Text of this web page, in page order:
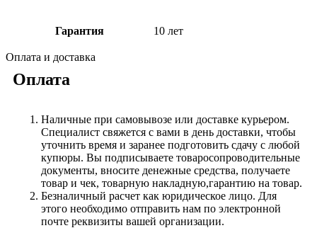
Гарантия 10 лет
Оплата и доставка
Оплата
Наличные при самовывозе или доставке курьером.
Специалист свяжется с вами в день доставки, чтобы
уточнить время и заранее подготовить сдачу с любой
купюры. Вы подписываете товаросопроводительные
документы, вносите денежные средства, получаете
товар и чек, товарную накладную,гарантию на товар.
Безналичный расчет как юридическое лицо. Для
этого необходимо отправить нам по электронной
почте реквизиты вашей организации.